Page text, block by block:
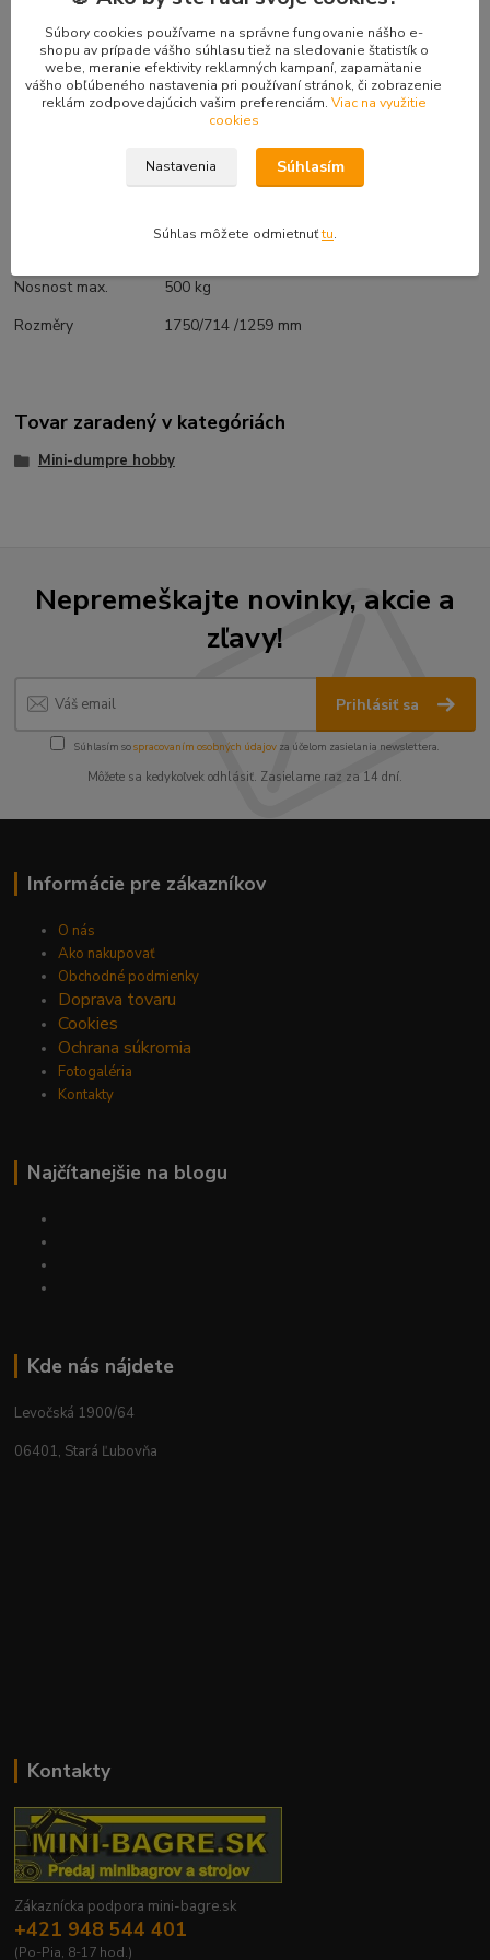
Řízení
Smykem
Vyklápění
Hydraulické
Zdvih korby
1406 mm / 90°
Hydraulická pumpa
12 l/min při 3000 ot./min.
Nosnost max.
500 kg
Rozměry
1750/714 /1259 mm
Tovar zaradený v kategóriách
Mini-dumpre hobby
Nepremeškajte novinky, akcie a
zľavy!
Prihlásiť sa
Súhlasím sospracovaním osobných údajov za účelom zasielania newslettera.
Môžete sa kedykoľvek odhlásiť. Zasielame raz za 14 dní.
Informácie pre zákazníkov
O nás
Ako nakupovať
Obchodné podmienky
Doprava tovaru
Cookies
Ochrana súkromia
Fotogaléria
Kontakty
Najčítanejšie na blogu
Kde nás nájdete
Levočská 1900/64
06401, Stará Ľubovňa
Kontakty
Zákaznícka podpora mini-bagre.sk
+421 948 544 401
(Po-Pia, 8-17 hod.)
Súbory cookies používame na správne fungovanie nášho e-
shopu av prípade vášho súhlasu tiež na sledovanie štatistík o
webe, meranie efektivity reklamných kampaní, zapamätanie
vášho obľúbeného nastavenia pri používaní stránok, či zobrazenie
reklám zodpovedajúcich vašim preferenciám. Viac na využitie
cookies
Nastavenia Súhlasím
Súhlas môžete odmietnuťtu.